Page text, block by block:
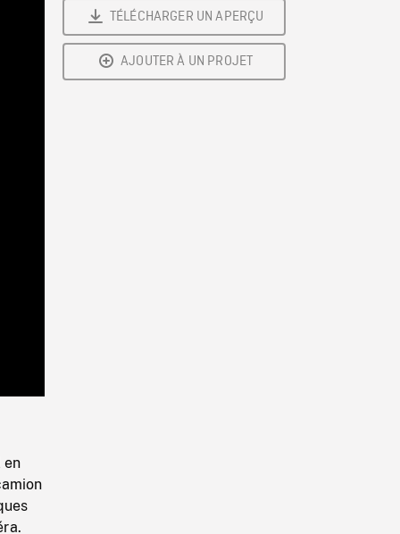
Rate
en
TÉLÉCHARGER UN APERÇU
AJOUTER À UN PROJET